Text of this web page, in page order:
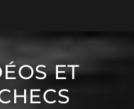
ET